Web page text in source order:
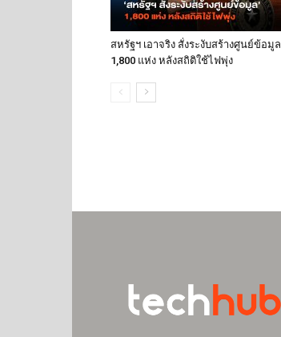
สหรัฐฯ เอาจริง สั่งระงับสร้างศูนย์ข้อมูล
1,800 แห่ง หลังสถิติใช้ไฟพุ่ง